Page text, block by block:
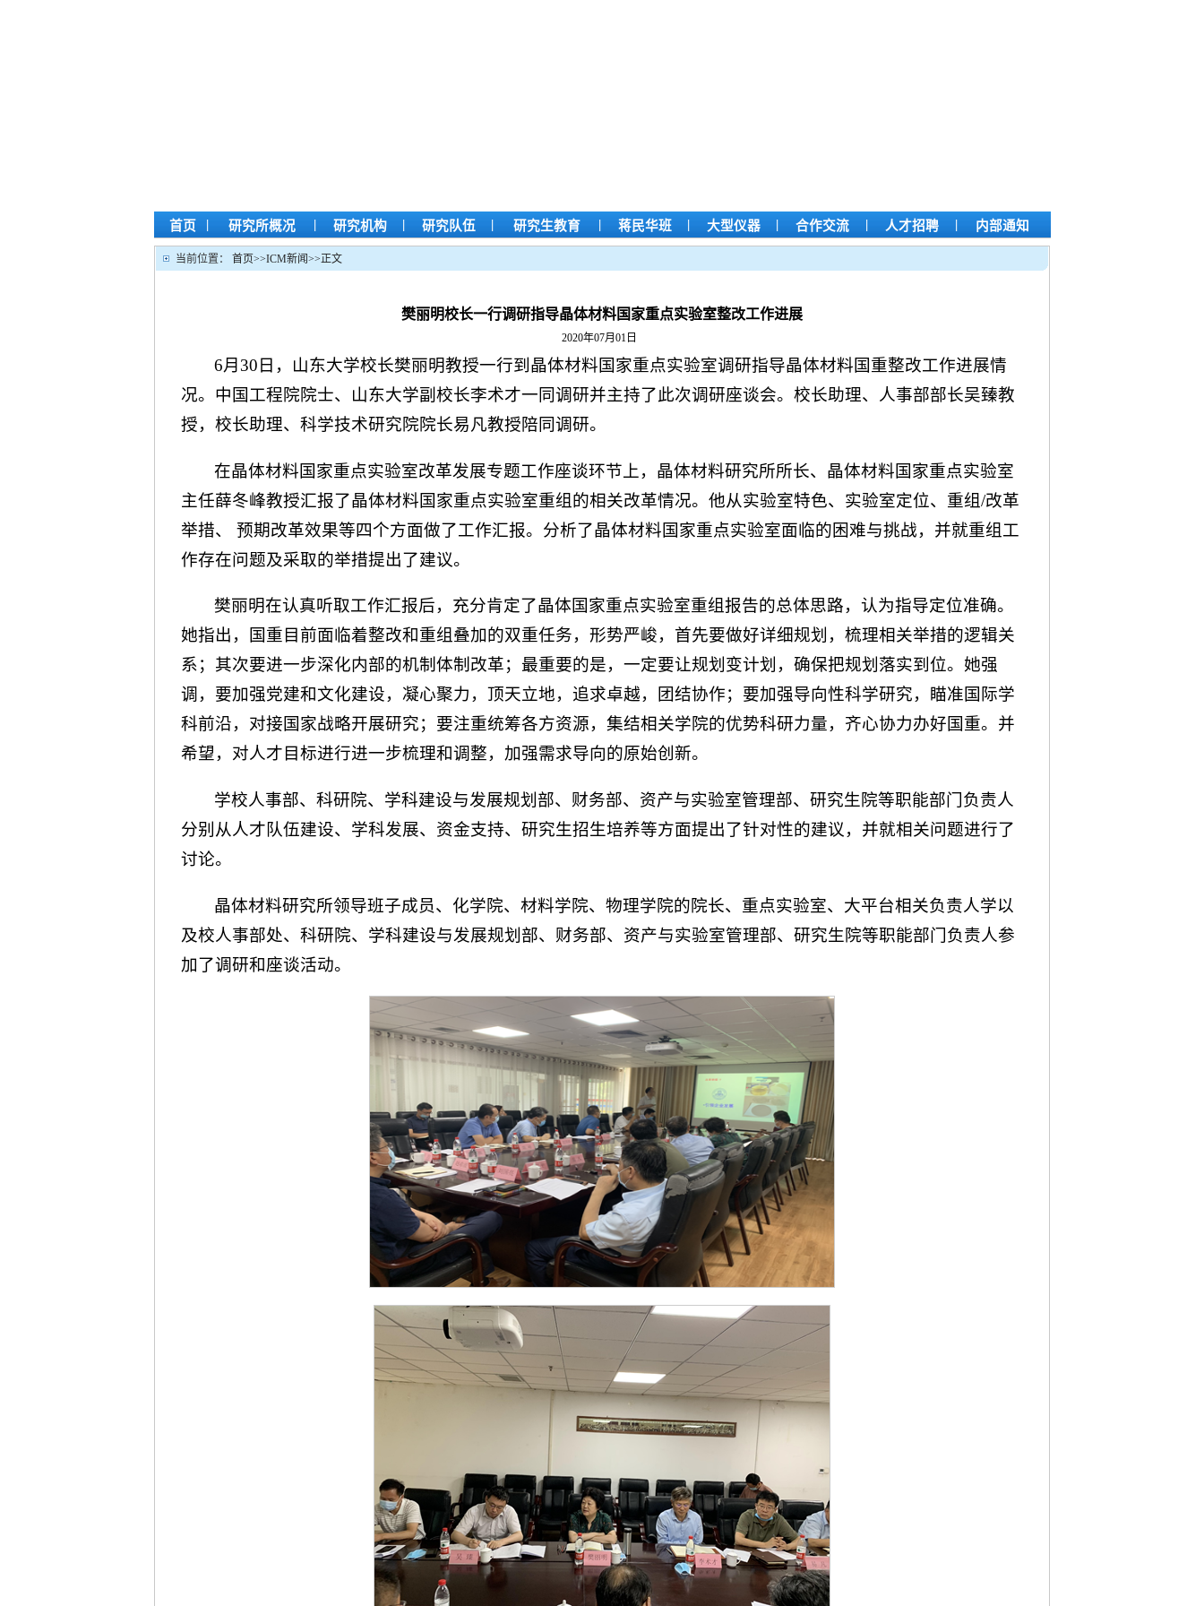
首页 | 研究所概况 | 研究机构 | 研究队伍 | 研究生教育 | 蒋民华班 | 大型仪器 | 合作交流 | 人才招聘 | 内部通知
当前位置： 首页>>ICM新闻>>正文
樊丽明校长一行调研指导晶体材料国家重点实验室整改工作进展
2020年07月01日
6月30日，山东大学校长樊丽明教授一行到晶体材料国家重点实验室调研指导晶体材料国重整改工作进展情
况。中国工程院院士、山东大学副校长李术才一同调研并主持了此次调研座谈会。校长助理、人事部部长吴臻教
授，校长助理、科学技术研究院院长易凡教授陪同调研。
在晶体材料国家重点实验室改革发展专题工作座谈环节上，晶体材料研究所所长、晶体材料国家重点实验室
主任薛冬峰教授汇报了晶体材料国家重点实验室重组的相关改革情况。他从实验室特色、实验室定位、重组/改革
举措、 预期改革效果等四个方面做了工作汇报。分析了晶体材料国家重点实验室面临的困难与挑战，并就重组工
作存在问题及采取的举措提出了建议。
樊丽明在认真听取工作汇报后，充分肯定了晶体国家重点实验室重组报告的总体思路，认为指导定位准确。
她指出，国重目前面临着整改和重组叠加的双重任务，形势严峻，首先要做好详细规划，梳理相关举措的逻辑关
系；其次要进一步深化内部的机制体制改革；最重要的是，一定要让规划变计划，确保把规划落实到位。她强
调，要加强党建和文化建设，凝心聚力，顶天立地，追求卓越，团结协作；要加强导向性科学研究，瞄准国际学
科前沿，对接国家战略开展研究；要注重统筹各方资源，集结相关学院的优势科研力量，齐心协力办好国重。并
希望，对人才目标进行进一步梳理和调整，加强需求导向的原始创新。
学校人事部、科研院、学科建设与发展规划部、财务部、资产与实验室管理部、研究生院等职能部门负责人
分别从人才队伍建设、学科发展、资金支持、研究生招生培养等方面提出了针对性的建议，并就相关问题进行了
讨论。
晶体材料研究所领导班子成员、化学院、材料学院、物理学院的院长、重点实验室、大平台相关负责人学以
及校人事部处、科研院、学科建设与发展规划部、财务部、资产与实验室管理部、研究生院等职能部门负责人参
加了调研和座谈活动。